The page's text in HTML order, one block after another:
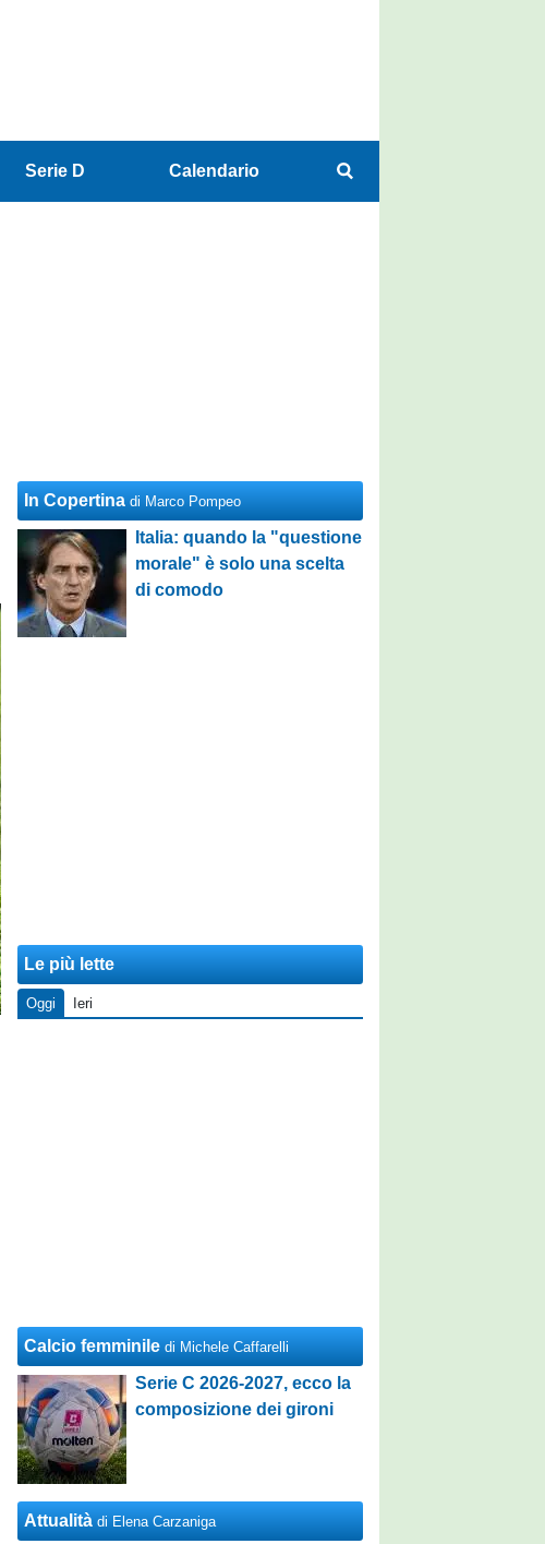
Serie D Calendario
In Copertina di Marco Pompeo
Italia: quando la "questione
morale" è solo una scelta
di comodo
Le più lette
Oggi Ieri
Calcio femminile di Michele Caffarelli
Serie C 2026-2027, ecco la
composizione dei gironi
Attualità di Elena Carzaniga